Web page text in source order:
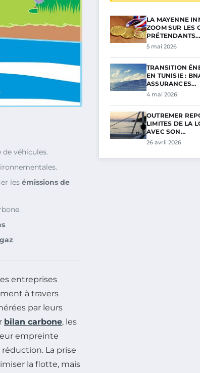
véhicules.
les émissions de
.
.
entreprises
à travers
par leurs
bilan carbone, les
empreinte
La prise
la flotte, mais
LA MAYENNE
ZOOM SUR LES
PRÉTENDANTS…
5 mai 2026
TRANSITION
EN TUNISIE :
ASSURANCES…
4 mai 2026
OUTREMER
LIMITES DE LA
AVEC SON…
26 avril 2026